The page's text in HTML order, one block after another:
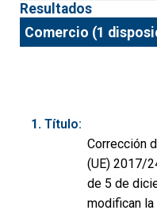
Resultados
Comercio (1
Título:
Corrección
(UE) 2017/
de 5 de
modifican